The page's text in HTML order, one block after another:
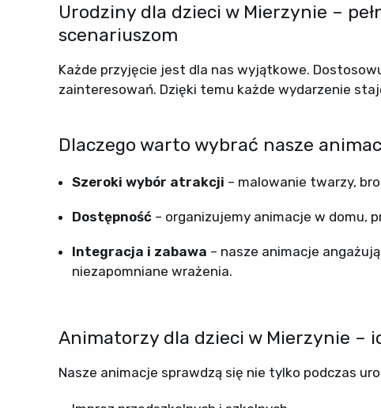
Urodziny dla dzieci w Mierzynie –
scenariuszom
Każde przyjęcie jest dla nas wyjątkowe.
zainteresowań. Dzięki temu każde wydarzenie
Dlaczego warto wybrać nasze
Szeroki wybór atrakcji – malowanie twarzy,
Dostępność– organizujemy animacje w domu,
Integracja i zabawa – nasze animacje
niezapomniane wrażenia.
Animatorzy dla dzieci w Mierzynie –
Nasze animacje sprawdzą się nie tylko podczas